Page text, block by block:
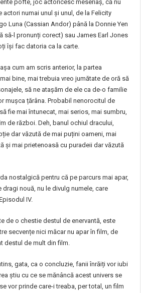
pofte, joc actoricesc meseriaș, că nu
numai unul și unul, de la Felicity
Luna (Cassian Andor) până la Donnie Yen
să-l pronunți corect) sau James Earl Jones
își fac datoria ca la carte.
cum am scris anterior, la partea
bine, mai trebuia vreo jumătate de oră să
să ne atașăm de ele ca de-o familie
mușca țărâna. Probabil nenorocitul de
fie mai întunecat, mai serios, mai sumbru,
de război. Deh, banul ochiul dracului,
dar văzută de mai puțini oameni, mai
și mai prietenoasă cu puradeii dar văzută
nostalgică pentru că pe parcurs mai apar,
nouă, nu le divulg numele, care
IV.
de o chestie destul de enervantă, este
secvențe nici măcar nu apar în film, de
destul de mult din film.
gata, ca o concluzie, fanii înrăiți vor iubi
știu cu ce se mănâncă acest univers se
vor prinde care-i treaba, per total, un film